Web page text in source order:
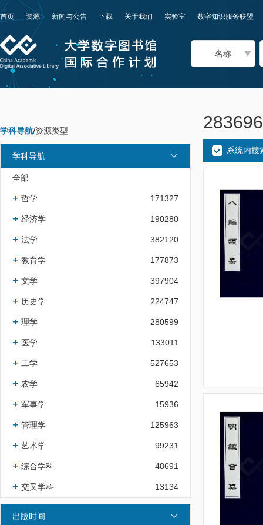
首页 资源 新闻与公告 下载 关于我们 实验室 数字知识服务联盟
名称
学科导航/资源类型
学科导航
全部
哲学 171327
经济学 190280
法学 382120
教育学 177873
文学 397904
历史学 224747
理学 280599
医学 133011
工学 527653
农学 65942
军事学 15936
管理学 125963
艺术学 99231
综合学科 48691
交叉学科 13134
出版时间
系统内搜